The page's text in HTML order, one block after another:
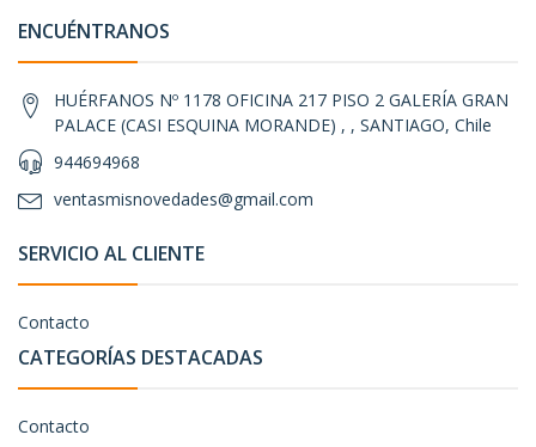
ENCUÉNTRANOS
HUÉRFANOS Nº 1178 OFICINA 217 PISO 2 GALERÍA GRAN
PALACE (CASI ESQUINA MORANDE) , , SANTIAGO, Chile
944694968
ventasmisnovedades@gmail.com
SERVICIO AL CLIENTE
Contacto
CATEGORÍAS DESTACADAS
Contacto